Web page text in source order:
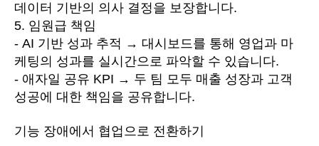
데이터 기반의 의사 결정을 보장합니다.
5. 임원급 책임
- AI 기반 성과 추적 → 대시보드를 통해 영업과 마
케팅의 성과를 실시간으로 파악할 수 있습니다.
- 애자일 공유 KPI → 두 팀 모두 매출 성장과 고객
성공에 대한 책임을 공유합니다.
기능 장애에서 협업으로 전환하기